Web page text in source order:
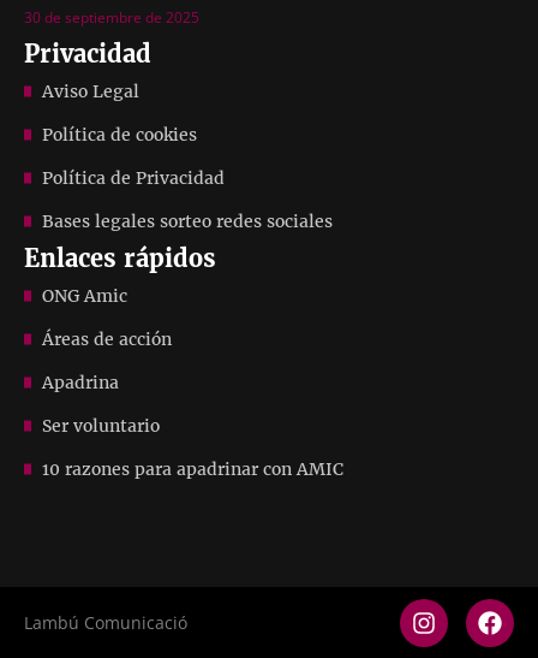
30 de septiembre de 2025
Privacidad
Aviso Legal
Política de cookies
Política de Privacidad
Bases legales sorteo redes sociales
Enlaces rápidos
ONG Amic
Áreas de acción
Apadrina
Ser voluntario
10 razones para apadrinar con AMIC
Lambú Comunicació